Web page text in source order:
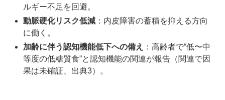
ルギー不足を回避。
動脈硬化リスク低減 ：内皮障害の蓄積を抑える方向
に働く。
加齢に伴う認知機能低下への備え
：高齢者で“低〜中
等度の低糖質食”と認知機能の関連が報告（関連で因
果は未確証、出典3）。